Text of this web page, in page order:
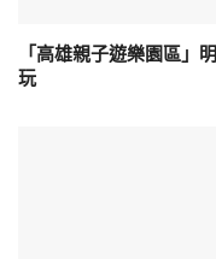
「高雄親子遊樂園區」
玩